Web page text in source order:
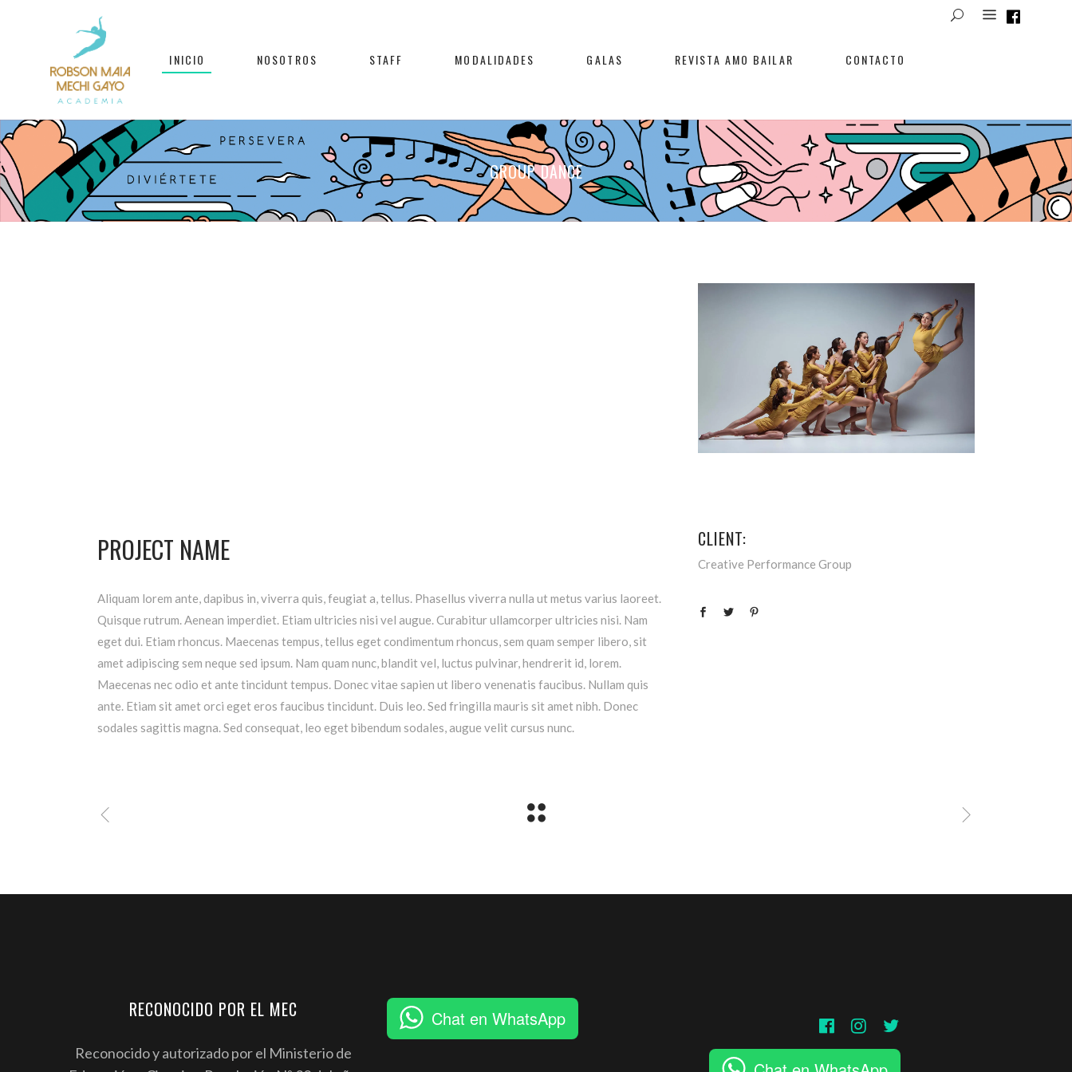
INICIO NOSOTROS STAFF MODALIDADES GALAS REVISTA AMO BAILAR CONTACTO
GROUP DANCE
PROJECT NAME
Aliquam lorem ante, dapibus in, viverra quis, feugiat a, tellus. Phasellus viverra nulla ut metus varius laoreet.
Quisque rutrum. Aenean imperdiet. Etiam ultricies nisi vel augue. Curabitur ullamcorper ultricies nisi. Nam
eget dui. Etiam rhoncus. Maecenas tempus, tellus eget condimentum rhoncus, sem quam semper libero, sit
amet adipiscing sem neque sed ipsum. Nam quam nunc, blandit vel, luctus pulvinar, hendrerit id, lorem.
Maecenas nec odio et ante tincidunt tempus. Donec vitae sapien ut libero venenatis faucibus. Nullam quis
ante. Etiam sit amet orci eget eros faucibus tincidunt. Duis leo. Sed fringilla mauris sit amet nibh. Donec
sodales sagittis magna. Sed consequat, leo eget bibendum sodales, augue velit cursus nunc.
CLIENT:
Creative Performance Group
RECONOCIDO POR EL MEC
Reconocido y autorizado por el Ministerio de
Chat en WhatsApp